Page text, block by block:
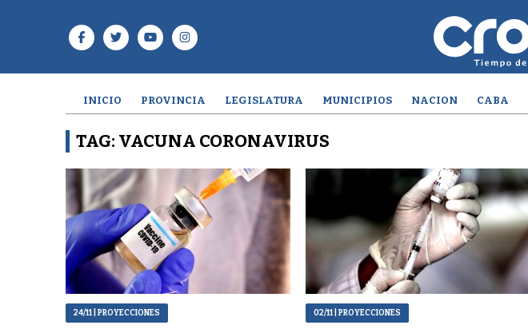
INICIO PROVINCIA LEGISLATURA MUNICIPIOS NACION CABA
TAG: VACUNA CORONAVIRUS
24/11| PROYECCIONES 02/11| PROYECCIONES